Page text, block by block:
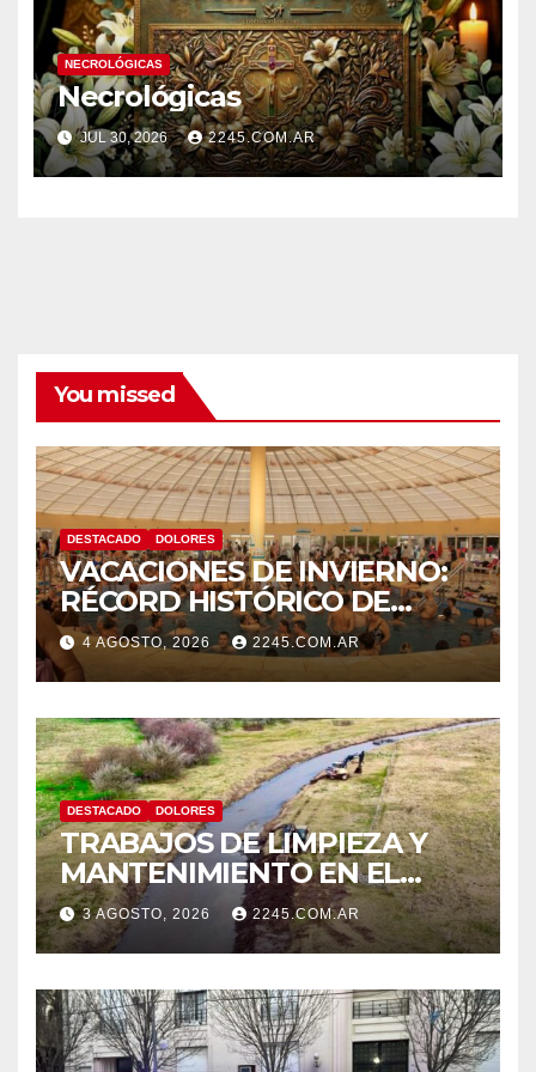
NECROLÓGICAS
Necrológicas
JUL 30, 2026 2245.COM.AR
You missed
DESTACADO DOLORES
VACACIONES DE INVIERNO:
RÉCORD HISTÓRICO DE
VISITANTES Y RECAUDACIÓN
EN EL PARQUE TERMAL DE
DOLORES
4 AGOSTO, 2026 2245.COM.AR
DESTACADO DOLORES
TRABAJOS DE LIMPIEZA Y
MANTENIMIENTO EN EL
CANAL LA PICASA
3 AGOSTO, 2026 2245.COM.AR